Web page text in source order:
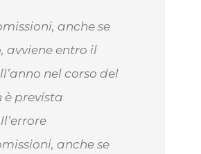
anche se
avviene entro il
nel corso del
è prevista
anche se